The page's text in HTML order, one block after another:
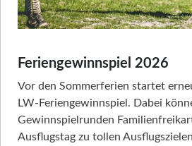
Feriengewinnspiel 2026
Vor den Sommerferien startet
LW-Feriengewinnspiel. Dabei
Gewinnspielrunden
Ausflugstag zu tollen